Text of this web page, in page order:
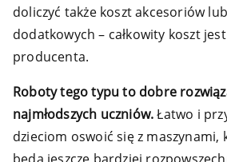
doliczyć także koszt akcesoriów
dodatkowych – całkowity koszt
producenta.
Roboty tego typu to dobre
najmłodszych uczniów.Łatwo i
dzieciom oswoić się z maszynami,